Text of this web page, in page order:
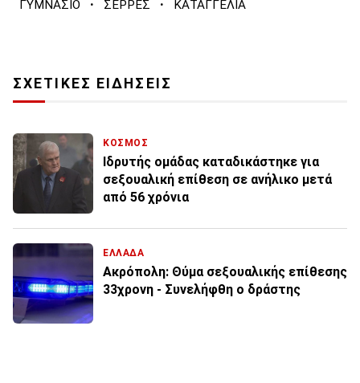
ΓΥΜΝΑΣΙΟ · ΣΕΡΡΕΣ · ΚΑΤΑΓΓΕΛΙΑ
ΣΧΕΤΙΚΕΣ ΕΙΔΗΣΕΙΣ
ΚΟΣΜΟΣ
Ιδρυτής ομάδας καταδικάστηκε για
σεξουαλική επίθεση σε ανήλικο μετά
από 56 χρόνια
ΕΛΛΑΔΑ
Ακρόπολη: Θύμα σεξουαλικής επίθεσης
33χρονη - Συνελήφθη ο δράστης